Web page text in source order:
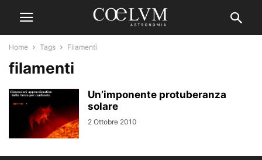
Home Tags Filamenti
filamenti
Un’imponente protuberanza
solare
2 Ottobre 2010